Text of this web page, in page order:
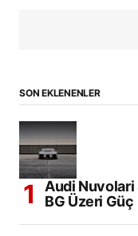
SON EKLENENLER
Audi
BG Üzeri Güç